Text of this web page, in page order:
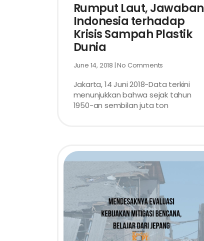
Rumput Laut, Jawaban
Indonesia terhadap
Krisis Sampah Plastik
Dunia
June 14, 2018 No Comments
Jakarta, 14 Juni 2018-Data terkini
menunjukkan bahwa sejak tahun
1950-an sembilan juta ton